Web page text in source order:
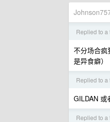
Replied to a
不分场合疯
是异食癖）
Replied to a
GILDAN 或
Replied to a